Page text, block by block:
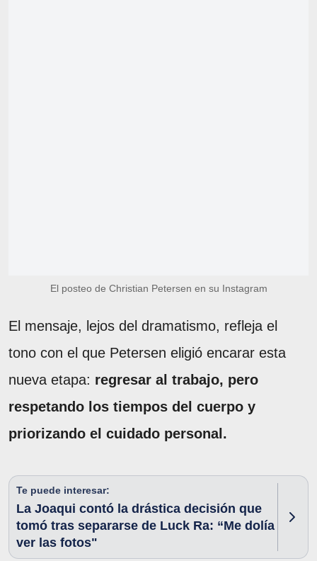
El posteo de Christian Petersen en su Instagram
El mensaje, lejos del dramatismo, refleja el
tono con el que Petersen eligió encarar esta
nueva etapa: regresar al trabajo, pero
respetando los tiempos del cuerpo y
priorizando el cuidado personal.
Te puede interesar:
La Joaqui contó la drástica decisión que
tomó tras separarse de Luck Ra: “Me dolía
ver las fotos"